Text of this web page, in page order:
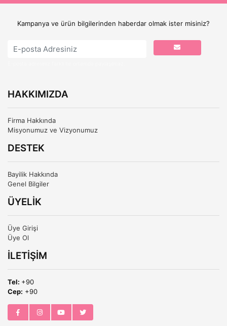
Kampanya ve ürün bilgilerinden haberdar olmak ister misiniz?
HAKKIMIZDA
Firma Hakkında
Misyonumuz ve Vizyonumuz
DESTEK
Bayilik Hakkında
Genel Bilgiler
ÜYELİK
Üye Girişi
Üye Ol
İLETİŞİM
Tel: +90
Cep: +90